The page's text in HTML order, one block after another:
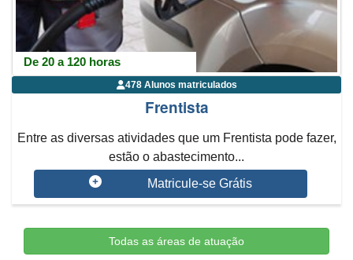
De 20 a 120 horas
478 Alunos matriculados
Frentista
Entre as diversas atividades que um Frentista pode fazer,
estão o abastecimento...
Matricule-se Grátis
Todas as áreas de atuação